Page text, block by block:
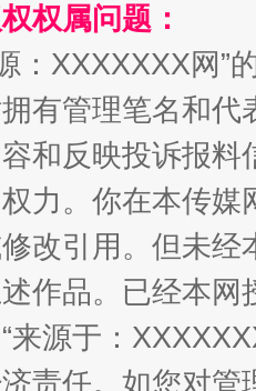
开幕 规模
权属问题：
：XXXXXXX网”
有管理笔名和
和反映投诉报
力。你在本传
改引用。但未
作品。已经本
来源于：
责任。如您对